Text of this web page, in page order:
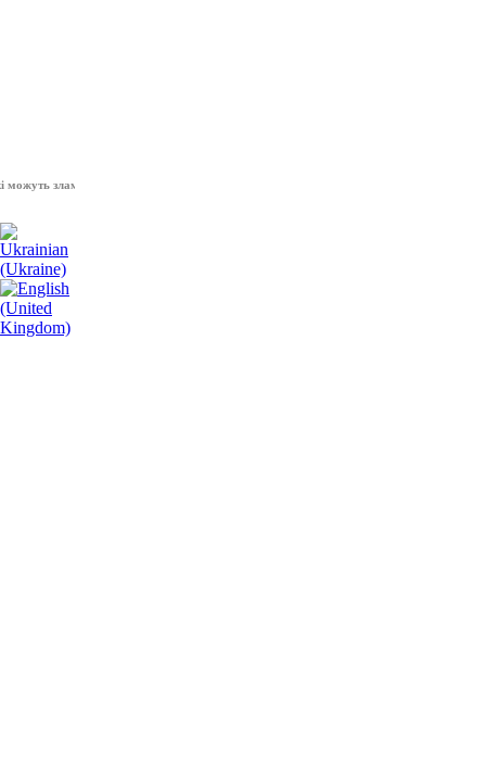
зламати волю народу, - Президент України Володимир Зеленський